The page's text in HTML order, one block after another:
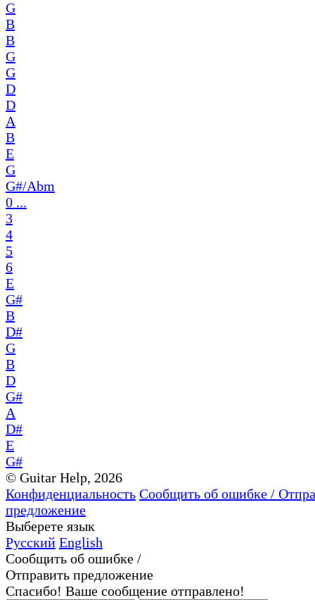
G
B
B
G
G
D
D
A
B
E
G
G#/Abm
0 ...
3
4
5
6
E
G#
B
D#
G
B
D
G#
A
D#
E
G#
© Guitar Help, 2026
Конфиденциальность Сообщить об ошибке /
предложение
Выберете язык
Русский English
Сообщить об ошибке /
Отправить предложение
Спасибо! Ваше сообщение отправлено!